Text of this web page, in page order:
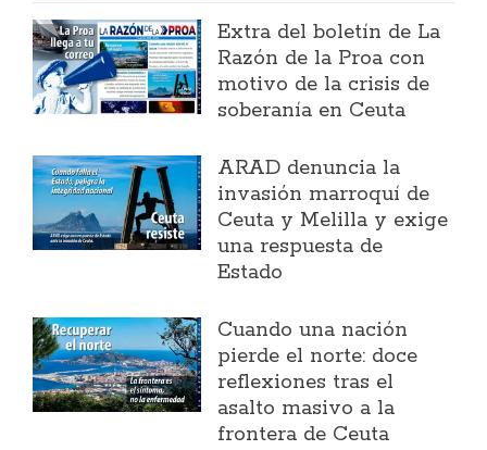
Extra del boletín de La
Razón de la Proa con
motivo de la crisis de
soberanía en Ceuta
ARAD denuncia la
invasión marroquí de
Ceuta y Melilla y exige
una respuesta de
Estado
Cuando una nación
pierde el norte: doce
reflexiones tras el
asalto masivo a la
frontera de Ceuta